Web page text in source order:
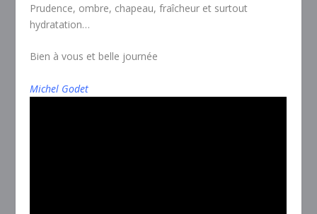
Prudence, ombre, chapeau, fraîcheur et surtout
hydratation…
Bien à vous et belle journée
Michel Godet